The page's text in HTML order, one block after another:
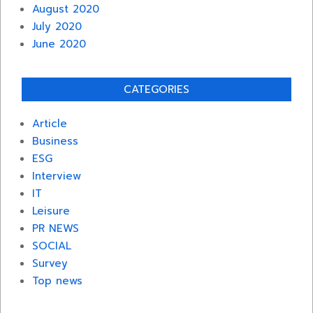
August 2020
July 2020
June 2020
CATEGORIES
Article
Business
ESG
Interview
IT
Leisure
PR NEWS
SOCIAL
Survey
Top news